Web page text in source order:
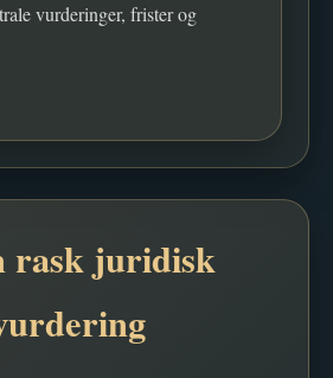
vurderinger, frister og
rask juridisk